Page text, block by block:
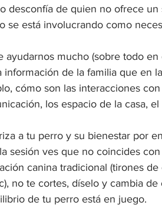
desconfía de quien no ofrece
se está involucrando como
ayudarnos mucho (sobre todo
información de la familia que en
cómo son las interacciones
los espacio de la casa,
a tu perro y su bienestar por
sesión ves que no coincides
canina tradicional (tirones
no te cortes, díselo y cambia
de tu perro está en juego.